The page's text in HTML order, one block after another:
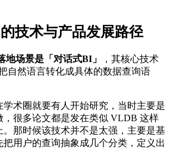
技术与产品发展路径
场景是「对话式BI」
，其核心技术
自然语言转化成具体的数据查询语
学术圈就要有人开始研究，当时主要是
，很多论文都是发在类似 VLDB 这样
那时候该技术并不是太强，主要是基
用户的查询抽象成几个分类，定义出